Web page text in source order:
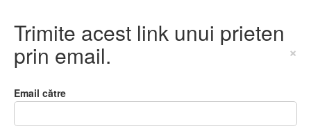
Trimite acest link unui prieten
prin email. ×
Email către